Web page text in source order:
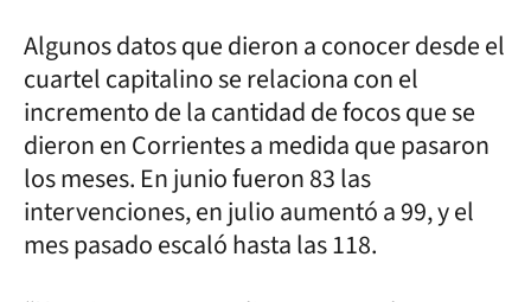
Algunos datos que dieron a conocer desde el
cuartel capitalino se relaciona con el
incremento de la cantidad de focos que se
dieron en Corrientes a medida que pasaron
los meses. En junio fueron 83 las
intervenciones, en julio aumentó a 99, y el
mes pasado escaló hasta las 118.